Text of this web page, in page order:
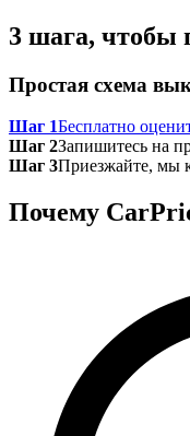
3 шага, чтобы
Простая схема
Шаг 1Бесплатно
Шаг 2Запишитесь на
Шаг 3Приезжайте, мы
Почему